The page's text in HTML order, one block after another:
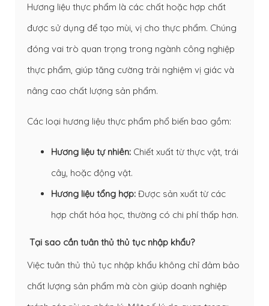
Hương liệu thực phẩm là các chất hoặc hợp chất
được sử dụng để tạo mùi, vị cho thực phẩm. Chúng
đóng vai trò quan trọng trong ngành công nghiệp
thực phẩm, giúp tăng cường trải nghiệm vị giác và
nâng cao chất lượng sản phẩm.
Các loại hương liệu thực phẩm phổ biến bao gồm:
Hương liệu tự nhiên: Chiết xuất từ thực vật, trái
cây, hoặc động vật.
Hương liệu tổng hợp: Được sản xuất từ các
hợp chất hóa học, thường có chi phí thấp hơn.
Tại sao cần tuân thủ thủ tục nhập khẩu?
Việc tuân thủ thủ tục nhập khẩu không chỉ đảm bảo
chất lượng sản phẩm mà còn giúp doanh nghiệp